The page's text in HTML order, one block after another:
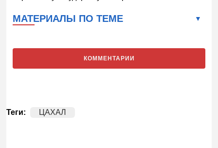
МАТЕРИАЛЫ ПО ТЕМЕ
КОММЕНТАРИИ
Теги: ЦАХАЛ